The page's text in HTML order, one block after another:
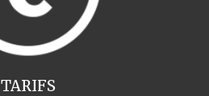
TARIFS